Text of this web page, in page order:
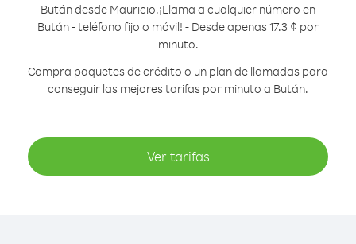
Bután desde Mauricio.¡Llama a cualquier número en
Bután - teléfono fijo o móvil! - Desde apenas 17.3 ¢ por
minuto.
Compra paquetes de crédito o un plan de llamadas para
conseguir las mejores tarifas por minuto a Bután.
Ver tarifas